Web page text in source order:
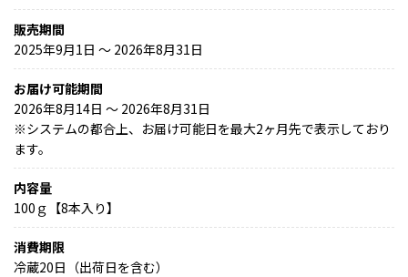
販売期間
2025年9月1日 〜 2026年8月31日
お届け可能期間
2026年8月14日 ～ 2026年8月31日
※システムの都合上、お届け可能日を最大2ヶ月先で表示しており
ます。
内容量
100ｇ【8本入り】
消費期限
冷蔵20日（出荷日を含む）